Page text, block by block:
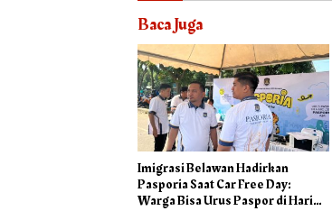
Baca Juga
Imigrasi Belawan Hadirkan
Pasporia Saat Car Free Day:
Warga Bisa Urus Paspor di Hari